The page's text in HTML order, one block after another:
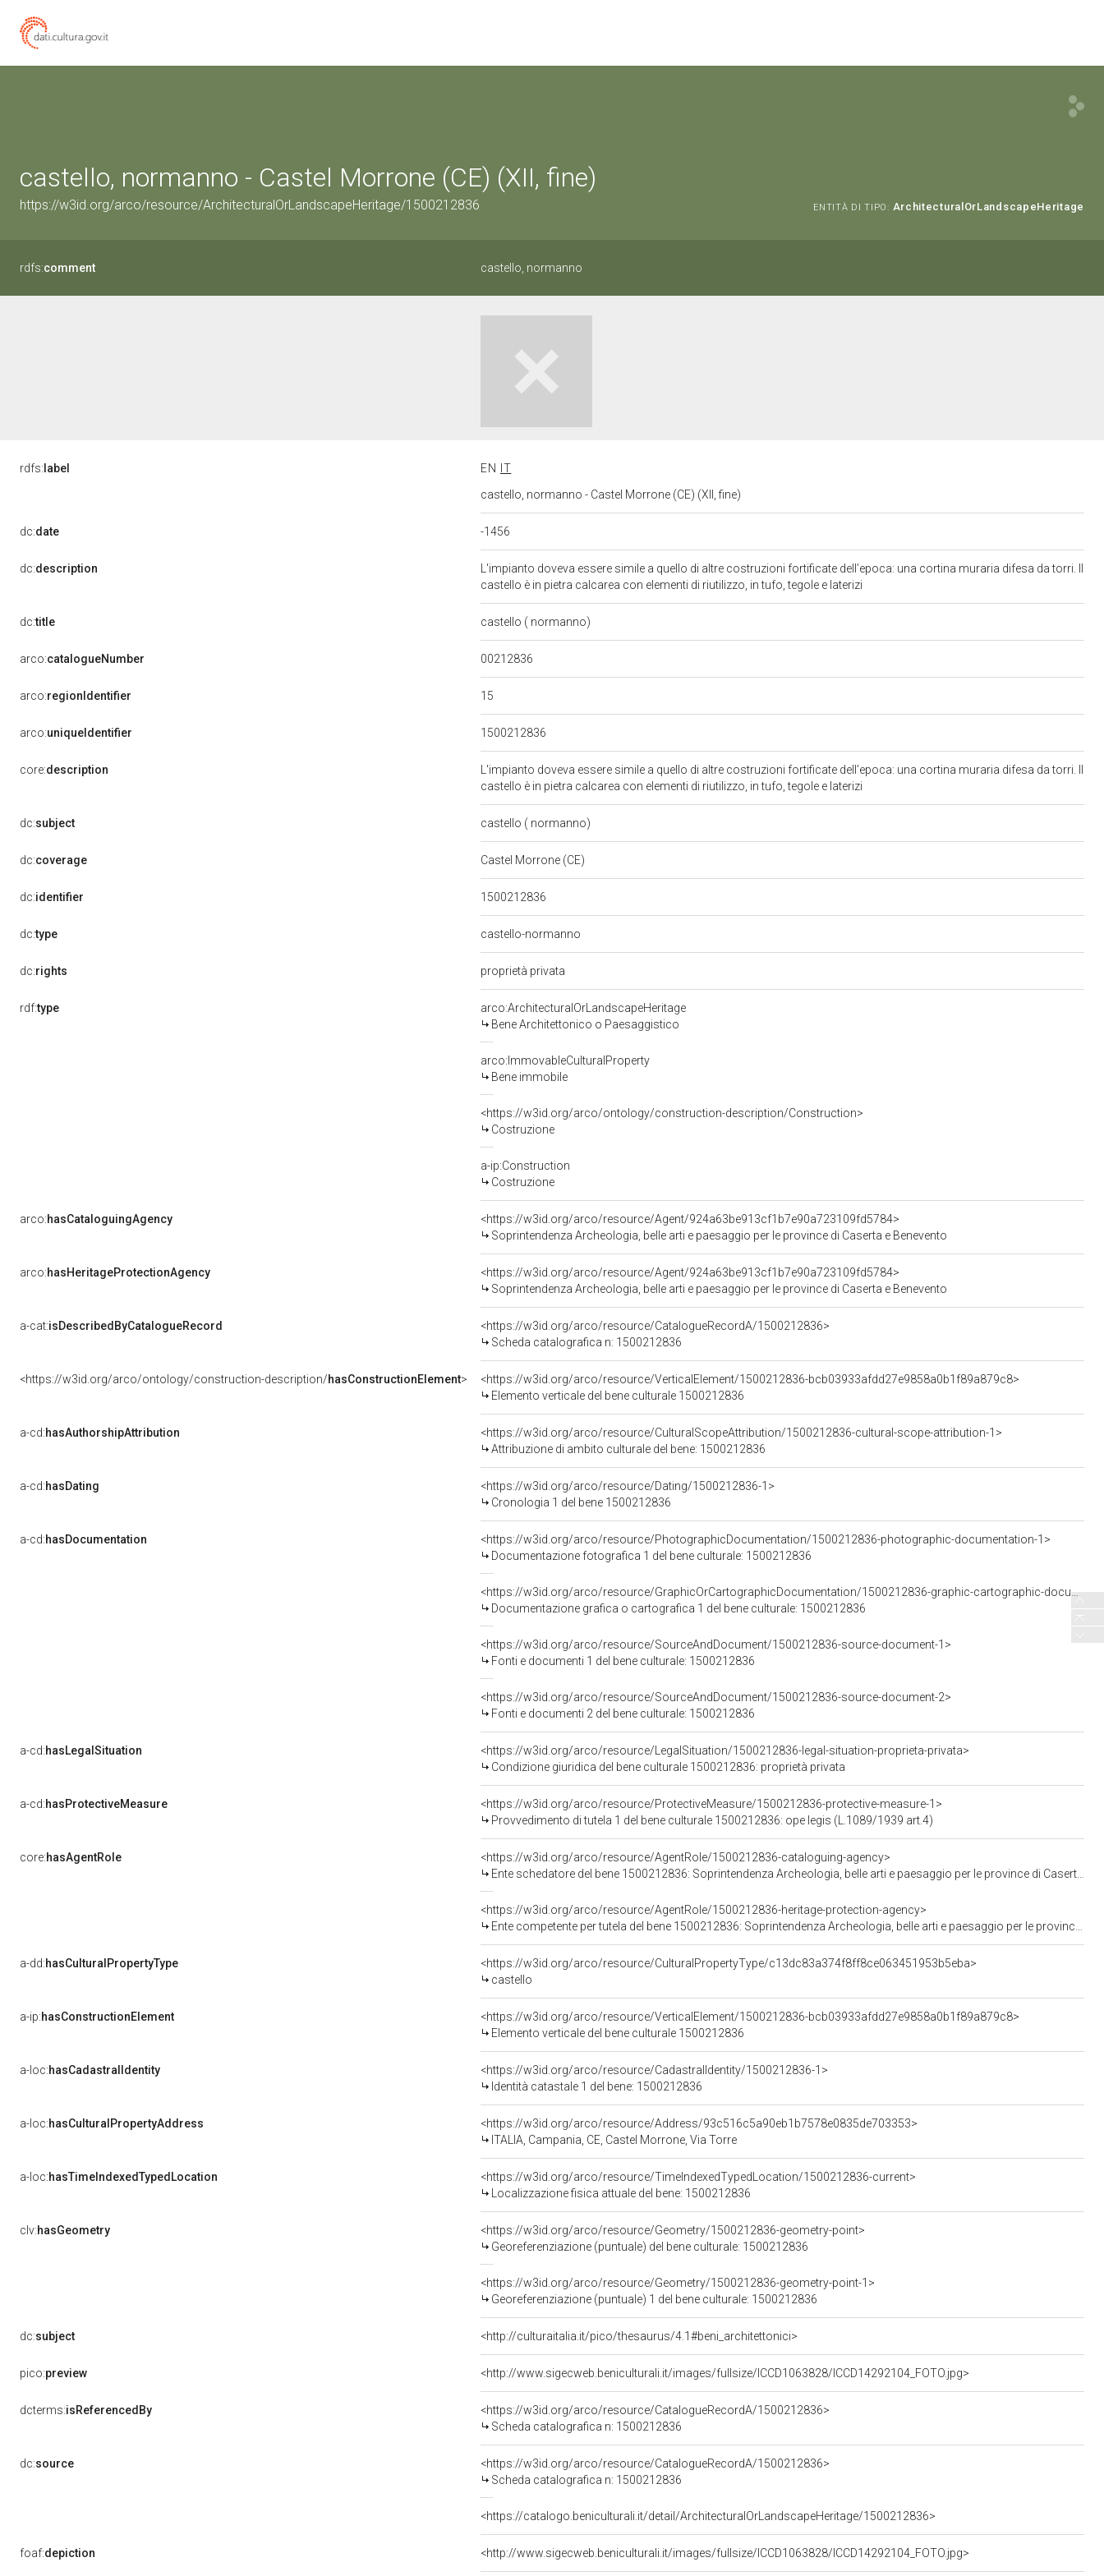
castello, normanno - Castel Morrone (CE) (XII, fine)
https://w3id.org/arco/resource/ArchitecturalOrLandscapeHeritage/1500212836 ENTITÀ DI TIPO: ArchitecturalOrLandscapeHeritage
rdfs:comment castello, normanno
rdfs: label EN
IT
castello, normanno - Castel Morrone (CE) (XII, fine)
dc:date -1456
dc:description
L'impianto doveva essere simile a quello di altre costruzioni fortificate dell’epoca: una cortina muraria difesa da torri. Il
castello è in pietra calcarea con elementi di riutilizzo, in tufo, tegole e laterizi
dc:title castello ( normanno)
arco:catalogueNumber 00212836
arco:regionIdentifier 15
arco:uniqueIdentifier 1500212836
core:description
L'impianto doveva essere simile a quello di altre costruzioni fortificate dell’epoca: una cortina muraria difesa da torri. Il
castello è in pietra calcarea con elementi di riutilizzo, in tufo, tegole e laterizi
dc:subject castello ( normanno)
dc:coverage Castel Morrone (CE)
dc:identifier 1500212836
dc:type castello-normanno
dc:rights proprietà privata
rdf:type
arco:ArchitecturalOrLandscapeHeritage
Bene Architettonico o Paesaggistico
arco:ImmovableCulturalProperty
Bene immobile
<https://w3id.org/arco/ontology/construction-description/Construction>
Costruzione
a-ip:Construction
Costruzione
arco:hasCataloguingAgency
<https://w3id.org/arco/resource/Agent/924a63be913cf1b7e90a723109fd5784>
Soprintendenza Archeologia, belle arti e paesaggio per le province di Caserta e Benevento
arco:hasHeritageProtectionAgency
<https://w3id.org/arco/resource/Agent/924a63be913cf1b7e90a723109fd5784>
Soprintendenza Archeologia, belle arti e paesaggio per le province di Caserta e Benevento
a-cat:isDescribedByCatalogueRecord
<https://w3id.org/arco/resource/CatalogueRecordA/1500212836>
Scheda catalografica n: 1500212836
<https://w3id.org/arco/ontology/construction-description/hasConstructionElement>
<https://w3id.org/arco/resource/VerticalElement/1500212836-bcb03933afdd27e9858a0b1f89a879c8>
Elemento verticale del bene culturale 1500212836
a-cd:hasAuthorshipAttribution
<https://w3id.org/arco/resource/CulturalScopeAttribution/1500212836-cultural-scope-attribution-1>
Attribuzione di ambito culturale del bene: 1500212836
a-cd:hasDating
<https://w3id.org/arco/resource/Dating/1500212836-1>
Cronologia 1 del bene 1500212836
a-cd:hasDocumentation
<https://w3id.org/arco/resource/PhotographicDocumentation/1500212836-photographic-documentation-1>
Documentazione fotografica 1 del bene culturale: 1500212836
Documentazione grafica o cartografica 1 del bene culturale: 1500212836
<https://w3id.org/arco/resource/SourceAndDocument/1500212836-source-document-1>
Fonti e documenti 1 del bene culturale: 1500212836
<https://w3id.org/arco/resource/SourceAndDocument/1500212836-source-document-2>
Fonti e documenti 2 del bene culturale: 1500212836
a-cd:hasLegalSituation
<https://w3id.org/arco/resource/LegalSituation/1500212836-legal-situation-proprieta-privata>
Condizione giuridica del bene culturale 1500212836: proprietà privata
a-cd:hasProtectiveMeasure
<https://w3id.org/arco/resource/ProtectiveMeasure/1500212836-protective-measure-1>
Provvedimento di tutela 1 del bene culturale 1500212836: ope legis (L.1089/1939 art.4)
core:hasAgentRole
<https://w3id.org/arco/resource/AgentRole/1500212836-cataloguing-agency>
Ente schedatore del bene 1500212836: Soprintendenza Archeologia, belle arti e paesaggio per le province di Caserta e Benevento
<https://w3id.org/arco/resource/AgentRole/1500212836-heritage-protection-agency>
Ente competente per tutela del bene 1500212836: Soprintendenza Archeologia, belle arti e paesaggio per le province di Caserta e Benevento
a-dd:hasCulturalPropertyType
<https://w3id.org/arco/resource/CulturalPropertyType/c13dc83a374f8ff8ce063451953b5eba>
castello
a-ip:hasConstructionElement
<https://w3id.org/arco/resource/VerticalElement/1500212836-bcb03933afdd27e9858a0b1f89a879c8>
Elemento verticale del bene culturale 1500212836
a-loc:hasCadastralIdentity
<https://w3id.org/arco/resource/CadastralIdentity/1500212836-1>
Identità catastale 1 del bene: 1500212836
a-loc:hasCulturalPropertyAddress
<https://w3id.org/arco/resource/Address/93c516c5a90eb1b7578e0835de703353>
ITALIA, Campania, CE, Castel Morrone, Via Torre
a-loc:hasTimeIndexedTypedLocation
<https://w3id.org/arco/resource/TimeIndexedTypedLocation/1500212836-current>
Localizzazione fisica attuale del bene: 1500212836
clv:hasGeometry
<https://w3id.org/arco/resource/Geometry/1500212836-geometry-point>
Georeferenziazione (puntuale) del bene culturale: 1500212836
<https://w3id.org/arco/resource/Geometry/1500212836-geometry-point-1>
Georeferenziazione (puntuale) 1 del bene culturale: 1500212836
dc:subject <http://culturaitalia.it/pico/thesaurus/4.1#beni_architettonici>
pico:preview <http://www.sigecweb.beniculturali.it/images/fullsize/ICCD1063828/ICCD14292104_FOTO.jpg>
dcterms:isReferencedBy
<https://w3id.org/arco/resource/CatalogueRecordA/1500212836>
Scheda catalografica n: 1500212836
dc:source
<https://w3id.org/arco/resource/CatalogueRecordA/1500212836>
Scheda catalografica n: 1500212836
<https://catalogo.beniculturali.it/detail/ArchitecturalOrLandscapeHeritage/1500212836>
foaf:depiction <http://www.sigecweb.beniculturali.it/images/fullsize/ICCD1063828/ICCD14292104_FOTO.jpg>